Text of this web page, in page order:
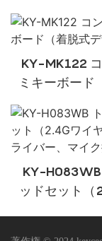
KY-MK122
ミキーボード
KY-H083WB
ッドセット